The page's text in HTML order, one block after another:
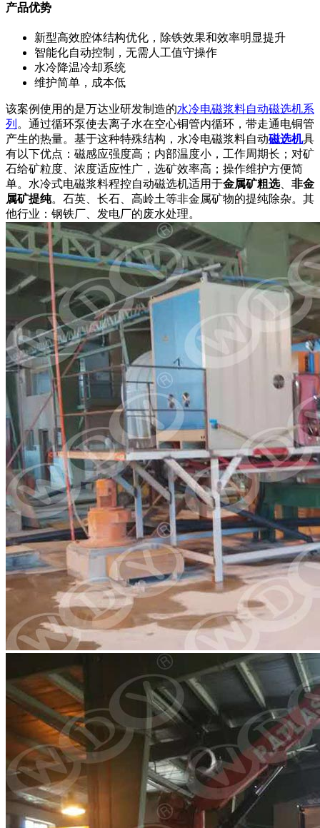
产品优势
新型高效腔体结构优化，除铁效果和效率明显提升
智能化自动控制，无需人工值守操作
水冷降温冷却系统
维护简单，成本低
该案例使用的是万达业研发制造的水冷电磁浆料自动磁选机系
列 。通过循环泵使去离子水在空心铜管内循环，带走通电铜管
产生的热量。基于这种特殊结构，水冷电磁浆料自动磁选机具
有以下优点：磁感应强度高；内部温度小，工作周期长；对矿
石给矿粒度、浓度适应性广，选矿效率高；操作维护方便简
单。水冷式电磁浆料程控自动磁选机适用于金属矿粗选、 非金
属矿提纯。石英、长石、高岭土等非金属矿物的提纯除杂。其
他行业：钢铁厂、发电厂的废水处理。